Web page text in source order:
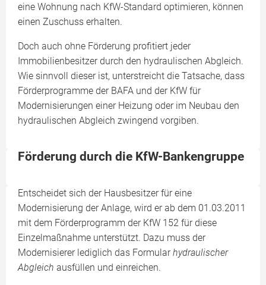
eine Wohnung nach KfW-Standard optimieren, können
einen Zuschuss erhalten.
Doch auch ohne Förderung profitiert jeder
Immobilienbesitzer durch den hydraulischen Abgleich.
Wie sinnvoll dieser ist, unterstreicht die Tatsache, dass
Förderprogramme der BAFA und der KfW für
Modernisierungen einer Heizung oder im Neubau den
hydraulischen Abgleich zwingend vorgiben.
Förderung durch die KfW-Bankengruppe
Entscheidet sich der Hausbesitzer für eine
Modernisierung der Anlage, wird er ab dem 01.03.2011
mit dem Förderprogramm der KfW 152 für diese
Einzelmaßnahme unterstützt. Dazu muss der
Modernisierer lediglich das Formularhydraulischer
Abgleich ausfüllen und einreichen.